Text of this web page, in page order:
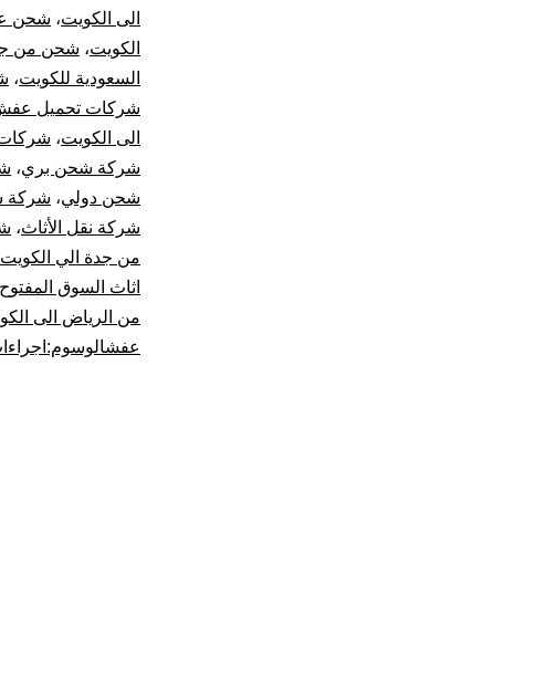
الى الكويت، شحن
الكويت، شحن من
السعودية للكويت،
شركات تحميل
الى الكويت، شركات
شركة شحن بري،
شحن دولي، شركة
شركة نقل الأثاث،
من جدة الي الكويت
اثاث السوق المفتوح
من الرياض الى